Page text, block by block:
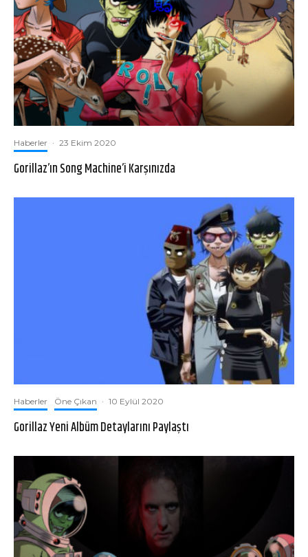
Haberler · 23 Ekim 2020
Gorillaz’ın Song Machine’i Karşınızda
Haberler Öne Çıkan · 10 Eylül 2020
Gorillaz Yeni Albüm Detaylarını Paylaştı